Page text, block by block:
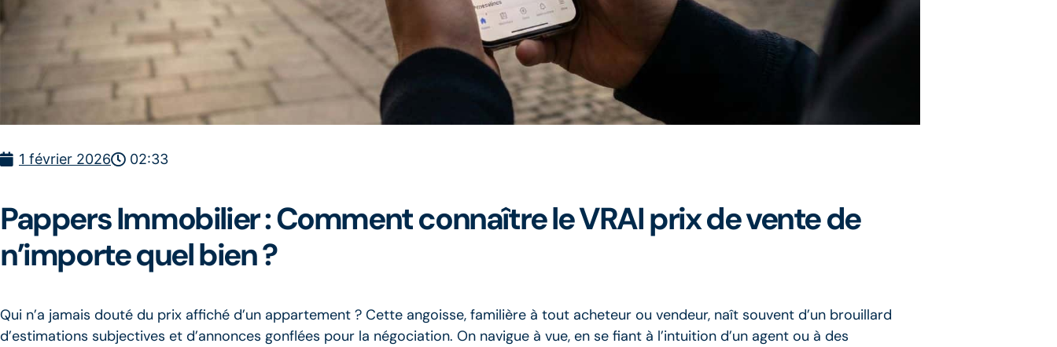
1 février 2026 02:33
Pappers Immobilier : Comment connaître le VRAI prix de vente de
n’importe quel bien ?
Qui n’a jamais douté du prix affiché d’un appartement ? Cette angoisse, familière à tout acheteur ou vendeur, naît souvent d’un brouillard
d’estimations subjectives et d’annonces gonflées pour la négociation. On navigue à vue, en se fiant à l’intuition d’un agent ou à des